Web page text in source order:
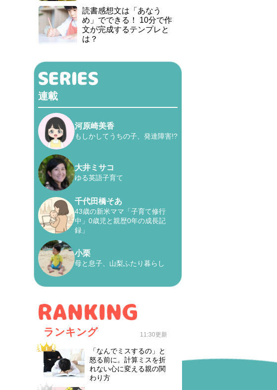
読書感想文は「あなう
め」でできる！ 10分で作
文が完成するテンプレと
は？
連載
河原崎美香
もしかしてうちの子、発達障害!?
大井ミサコ
ゆる英語子育て
千代田橋そあ
43歳の新米ママ「子育て修行
中」0歳児と親歴0年の成長記
録」
小栗
母と息子、山梨ふたり暮らし
ランキング 11:30更新
「なんでミスするの」と
怒る前に。計算ミスを折
れない心に変える親の関
わり方